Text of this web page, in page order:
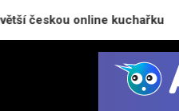
online kuchařku